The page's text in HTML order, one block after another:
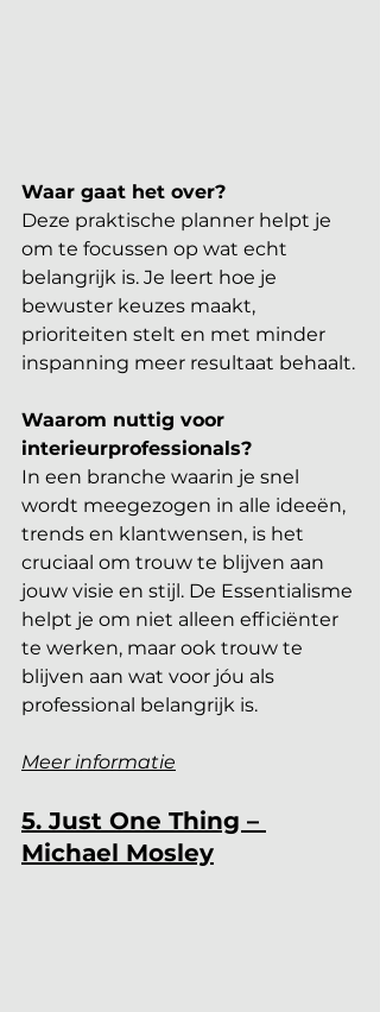
Waar gaat het over?
Deze praktische planner helpt je
om te focussen op wat echt
belangrijk is. Je leert hoe je
bewuster keuzes maakt,
prioriteiten stelt en met minder
inspanning meer resultaat behaalt.
Waarom nuttig voor
interieurprofessionals?
In een branche waarin je snel
wordt meegezogen in alle ideeën,
trends en klantwensen, is het
cruciaal om trouw te blijven aan
jouw visie en stijl. De Essentialisme
helpt je om niet alleen efficiënter
te werken, maar ook trouw te
blijven aan wat voor jóu als
professional belangrijk is.
Meer informatie
5. Just One Thing –
Michael Mosley